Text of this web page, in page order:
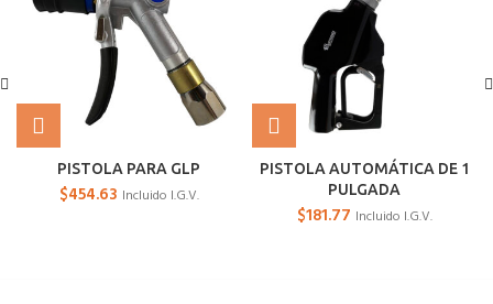
PISTOLA PARA GLP
$454.63 Incluido I.G.V.
PISTOLA AUTOMÁTICA DE 1
PULGADA
$181.77 Incluido I.G.V.